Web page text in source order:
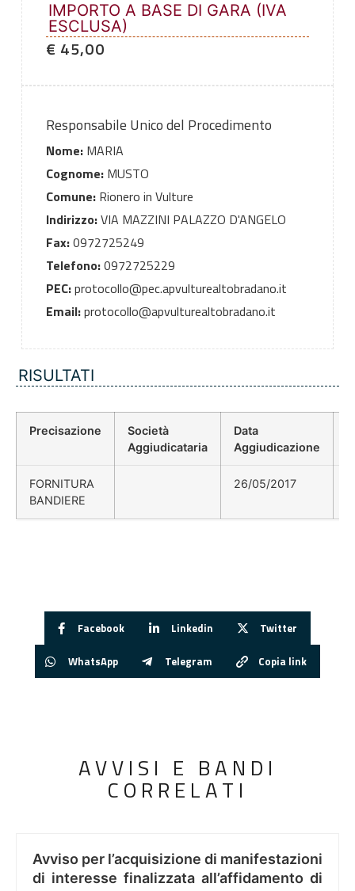
IMPORTO A BASE DI GARA (IVA
ESCLUSA)
€ 45,00
Responsabile Unico del Procedimento
Nome:MARIA
Cognome:MUSTO
Comune:Rionero in Vulture
Indirizzo:VIA MAZZINI PALAZZO D'ANGELO
Fax:0972725249
Telefono:0972725229
PEC:protocollo@pec.apvulturealtobradano.it
Email:protocollo@apvulturealtobradano.it
RISULTATI
Precisazione
Società
Aggiudicataria
Data
Aggiudicazione
FORNITURA
BANDIERE
26/05/2017
Facebook Linkedin Twitter
WhatsApp Telegram Copia link
AVVISI E BANDI
CORRELATI
Avviso per l’acquisizione di manifestazioni
di interesse finalizzata all’affidamento di